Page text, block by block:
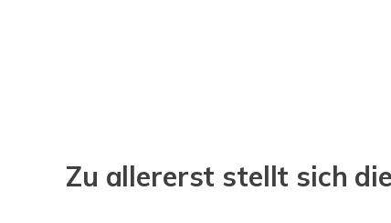
Zu allererst stellt sich